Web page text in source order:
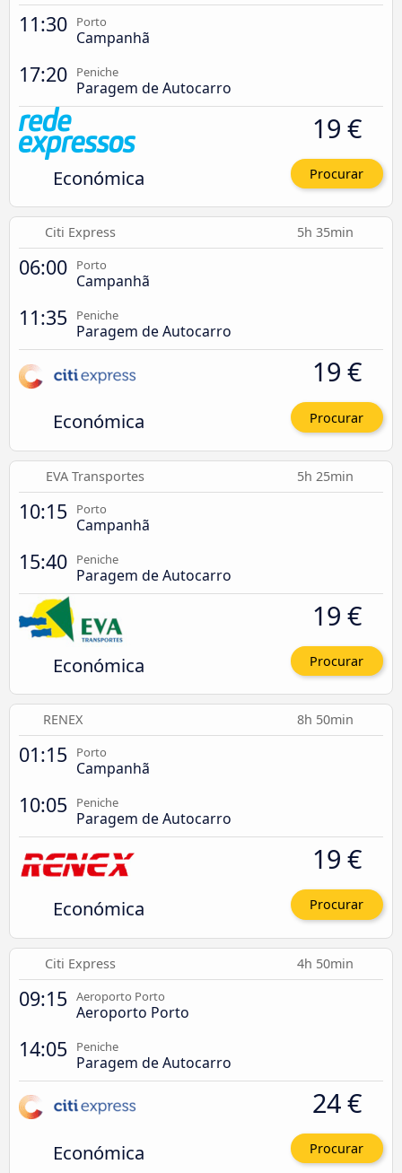
11:30 Porto
Campanhã
17:20 Peniche
Paragem de Autocarro
Económica
19 €
Procurar
Citi Express 5h 35min
06:00 Porto
Campanhã
11:35 Peniche
Paragem de Autocarro
Económica
19 €
Procurar
EVA Transportes 5h 25min
10:15 Porto
Campanhã
15:40 Peniche
Paragem de Autocarro
Económica
19 €
Procurar
RENEX 8h 50min
01:15 Porto
Campanhã
10:05 Peniche
Paragem de Autocarro
Económica
19 €
Procurar
Citi Express 4h 50min
09:15 Aeroporto Porto
Aeroporto Porto
14:05 Peniche
Paragem de Autocarro
Económica
24 €
Procurar